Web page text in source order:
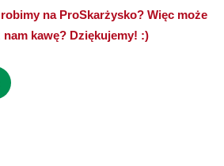
na ProSkarżysko? Więc może
kawę? Dziękujemy! :)